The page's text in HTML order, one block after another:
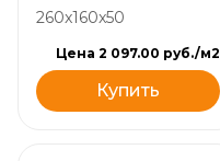
260x160x50
Цена 2 097.00 руб./м2
Купить